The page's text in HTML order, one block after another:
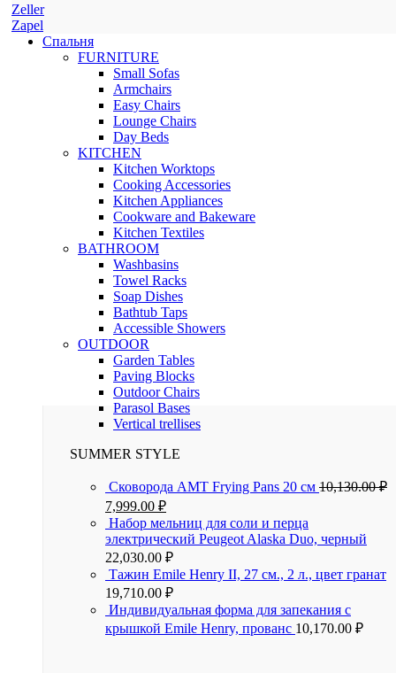
Zeller
Zapel
Спальня
FURNITURE
Small Sofas
Armchairs
Easy Chairs
Lounge Chairs
Day Beds
KITCHEN
Kitchen Worktops
Cooking Accessories
Kitchen Appliances
Cookware and Bakeware
Kitchen Textiles
BATHROOM
Washbasins
Towel Racks
Soap Dishes
Bathtub Taps
Accessible Showers
OUTDOOR
Garden Tables
Paving Blocks
Outdoor Chairs
Parasol Bases
Vertical trellises
SUMMER STYLE
Сковорода AMT Frying Pans 20 см 10,130.00₽
7,999.00 ₽
Набор мельниц для соли и перца
электрический Peugeot Alaska Duo, черный
22,030.00 ₽
Тажин Emile Henry II, 27 см., 2 л., цвет гранат
19,710.00 ₽
Индивидуальная форма для запекания с
крышкой Emile Henry, прованс 10,170.00 ₽